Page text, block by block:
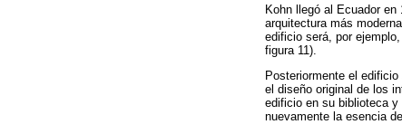
Kohn llegó al Ecuador
arquitectura más
edificio será, por
figura 11).
Posteriormente el
el diseño original de los
edificio en su biblioteca
nuevamente la esencia